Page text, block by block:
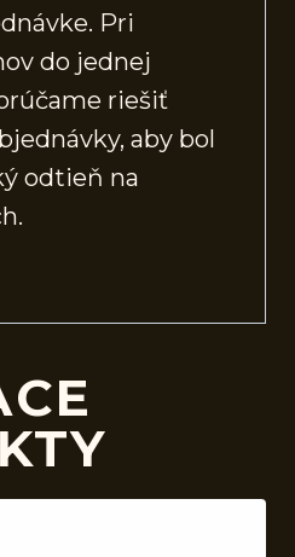
Pri
do jednej
riešiť
aby bol
odtieň na